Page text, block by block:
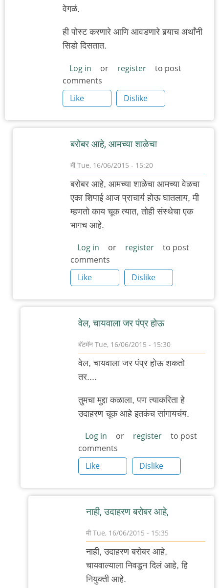
वेगळं.
ही पोस्ट करणारे आणि आवडणारे बर्‍याच अर्थांनी
सिडो दिसतात.
Log in or register
to post
comments
Like
Dislike
बरोबर आहे, आमच्या शाळेचा
मी Tue, 16/06/2015 - 15:20
In
reply
to
वासना,
लव,
खुली
खिड़की,
by
अजो१२३
बरोबर आहे, आमच्या शाळेचा आमच्या वेळचा
एका शिपाई आज प्राचार्य होऊ घातलाय, मी
म्हणतो काय चूक त्यात, तोही संस्थेचा एक
भागच आहे.
Log in or register
to post
comments
Like
Dislike
वेल, चायवाला जर पंप्र होऊ
बॅटमॅन Tue, 16/06/2015 - 15:30
In
reply
बरोबर
आहे,
शाळेचा
by
वेल, चायवाला जर पंप्र होऊ शकतो
तर....
तुमचा मुद्दा कळाला, पण त्याकरिता हे
उदाहरण चूक आहे इतकंच सांगायचंय.
Log in or register
to post
comments
Like
Dislike
नाही, उदाहरण बरोबर आहे,
मी Tue, 16/06/2015 - 15:35
to
नाही, उदाहरण बरोबर आहे,
चायवाल्याला निवडून दिलं आहे, हि
नियुक्ती आहे.